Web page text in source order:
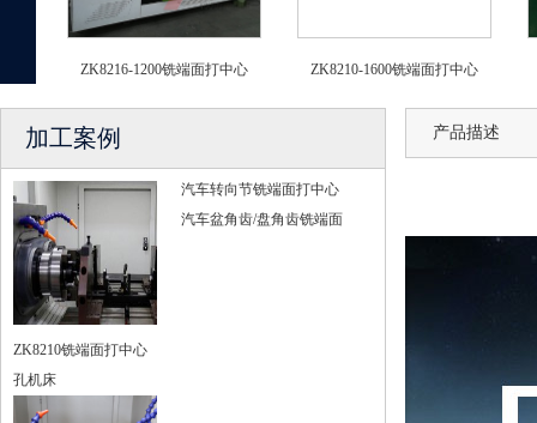
ZK8216-1200铣端面打中心 ZK8210-1600铣端面打中心
加工案例
ZK8210铣端面打中心
孔机床
汽车转向节铣端面打中心
汽车盆角齿/盘角齿铣端面
产品描述